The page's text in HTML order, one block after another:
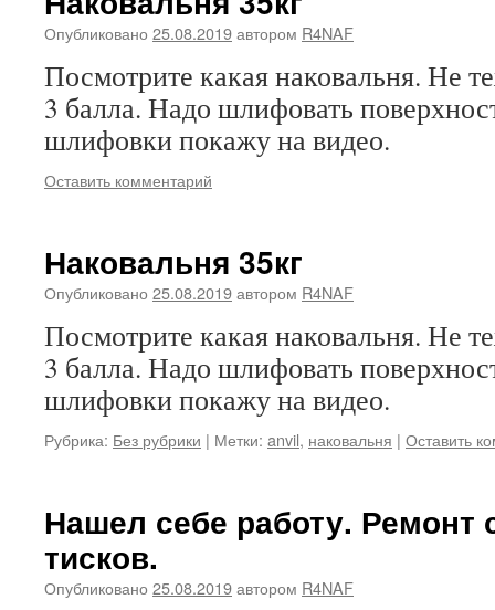
Опубликовано 25.08.2019автором R4NAF
Посмотрите какая наковальня. Не
3 балла. Надо шлифовать
шлифовки покажу на видео.
Оставить комментарий
Наковальня 35кг
Опубликовано 25.08.2019автором R4NAF
Посмотрите какая наковальня. Не
3 балла. Надо шлифовать
шлифовки покажу на видео.
Рубрика: Без рубрики | Метки: anvil, наковальня | Оставить
Нашел себе работу. Ремонт
тисков.
Опубликовано 25.08.2019автором R4NAF